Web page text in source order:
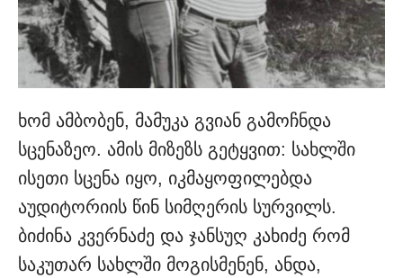
ხომ ამბობენ, მამუკა გვიან გამოჩნდა
სცენაზეო. ამის მიზეზს გეტყვით: სახლში
ისეთი სცენა იყო, იკმაყოფილებდა
აუდიტორიის წინ სიმღერის სურვილს.
ბიძინა კვერნაძე და ჯანსუღ კახიძე რომ
საკუთარ სახლში მოგისმენენ, ანდა,